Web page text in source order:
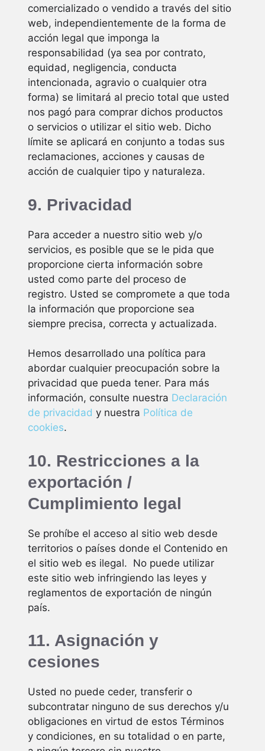
comercializado o vendido a través del sitio
web, independientemente de la forma de
acción legal que imponga la
responsabilidad (ya sea por contrato,
equidad, negligencia, conducta
intencionada, agravio o cualquier otra
forma) se limitará al precio total que usted
nos pagó para comprar dichos productos
o servicios o utilizar el sitio web. Dicho
límite se aplicará en conjunto a todas sus
reclamaciones, acciones y causas de
acción de cualquier tipo y naturaleza.
9. Privacidad
Para acceder a nuestro sitio web y/o
servicios, es posible que se le pida que
proporcione cierta información sobre
usted como parte del proceso de
registro. Usted se compromete a que toda
la información que proporcione sea
siempre precisa, correcta y actualizada.
Hemos desarrollado una política para
abordar cualquier preocupación sobre la
privacidad que pueda tener. Para más
información, consulte nuestra Declaración
de privacidad y nuestra Política de
cookies.
10. Restricciones a la
exportación /
Cumplimiento legal
Se prohíbe el acceso al sitio web desde
territorios o países donde el Contenido en
el sitio web es ilegal. No puede utilizar
este sitio web infringiendo las leyes y
reglamentos de exportación de ningún
país.
11. Asignación y
cesiones
Usted no puede ceder, transferir o
subcontratar ninguno de sus derechos y/u
obligaciones en virtud de estos Términos
y condiciones, en su totalidad o en parte,